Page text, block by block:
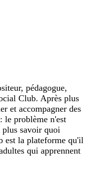
pédagogue,
Club. Après plus
et accompagner des
le problème n'est
plus savoir quoi
est la plateforme qu'il
qui apprennent